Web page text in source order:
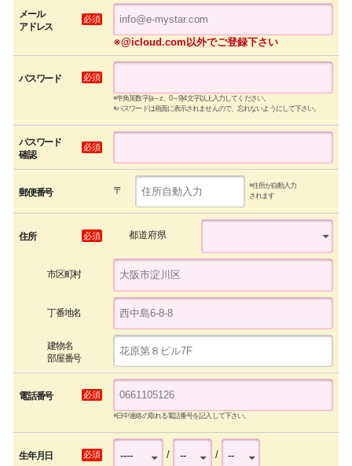
メール
アドレス
必須
※@icloud.com以外でご登録下さい
パスワード 必須
※半角英数字(a～z、0～9)4文字以上入力してください。
※パスワードは画面に表示されませんので、忘れないようにして下さい。
パスワード
確認
必須
郵便番号 〒
※住所が自動入力
されます
住所 必須 都道府県
市区町村
丁番地名
建物名
部屋番号
電話番号 必須
※日中連絡の取れる電話番号を記入して下さい。
生年月日 必須 / /